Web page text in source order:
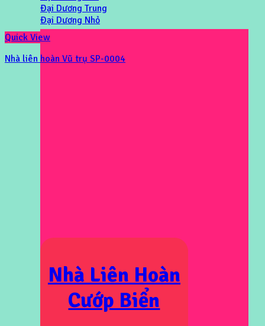
Đại Dương Trung
Đại Dương Nhỏ
Nhà Liên Hoàn
Cướp Biển
Quick View
Nhà liên hoàn Vũ trụ SP-0004